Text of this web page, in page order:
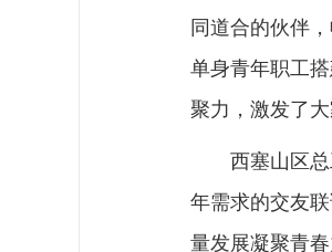
同道合的伙伴
单身青年职工
聚力，激发了
西塞山区
年需求的交友
量发展凝聚青